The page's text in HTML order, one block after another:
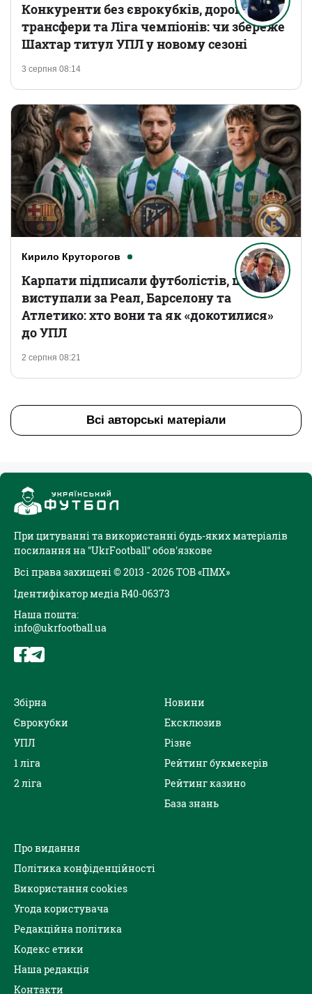
3 серпня 08:14
Конкуренти без єврокубків, дорогі
трансфери та Ліга чемпіонів: чи збереже
Шахтар титул УПЛ у новому сезоні
Кирило Круторогов
2 серпня 08:21
Карпати підписали футболістів, що
виступали за Реал, Барселону та
Атлетико: хто вони та як «докотилися»
до УПЛ
Всі авторські матеріали
При цитуванні та використанні будь-яких матеріалів
посилання на "UkrFootball" обов'язкове
Всі права захищені © 2013 - 2026 ТОВ «ПМХ»
Ідентифікатор медіа R40-06373
Наша пошта:
info@ukrfootball.ua
Збірна
Єврокубки
УПЛ
1 ліга
2 ліга
Новини
Ексклюзив
Різне
Рейтинг букмекерів
Рейтинг казино
База знань
Про видання
Політика конфіденційності
Використання cookies
Угода користувача
Редакційна політика
Кодекс етики
Наша редакція
Контакти